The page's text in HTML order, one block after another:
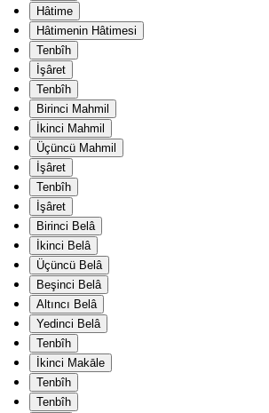
Hâtime
Hâtimenin Hâtimesi
Tenbîh
İşâret
Tenbîh
Birinci Mahmil
İkinci Mahmil
Üçüncü Mahmil
İşâret
Tenbîh
İşâret
Birinci Belâ
İkinci Belâ
Üçüncü Belâ
Beşinci Belâ
Altıncı Belâ
Yedinci Belâ
Tenbîh
İkinci Makāle
Tenbîh
Tenbîh